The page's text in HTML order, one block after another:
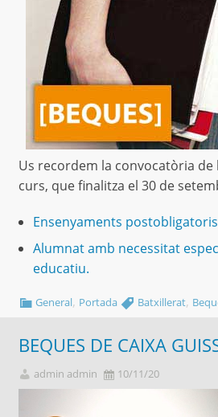
Us recordem la convocatòria
curs, que finalitza el 30 de
Ensenyaments
Alumnat amb necessitat
educatiu.
General, Portada Batxillerat,
BEQUES DE CAIXA
admin admin 10/11/20